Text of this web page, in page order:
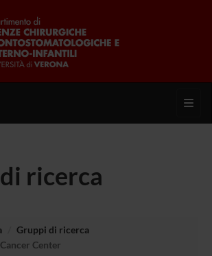
ricerca
Gruppi di ricerca
Center